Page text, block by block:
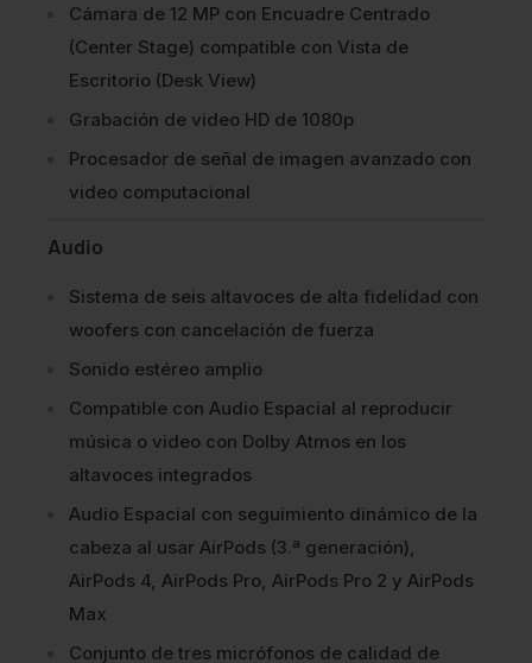
Cámara de 12 MP con Encuadre Centrado
(Center Stage) compatible con Vista de
Escritorio (Desk View)
Grabación de video HD de 1080p
Procesador de señal de imagen avanzado con
video computacional
Audio
Sistema de seis altavoces de alta fidelidad con
woofers con cancelación de fuerza
Sonido estéreo amplio
Compatible con Audio Espacial al reproducir
música o video con Dolby Atmos en los
altavoces integrados
Audio Espacial con seguimiento dinámico de la
cabeza al usar AirPods (3.ª generación),
AirPods 4, AirPods Pro, AirPods Pro 2 y AirPods
Max
Conjunto de tres micrófonos de calidad de